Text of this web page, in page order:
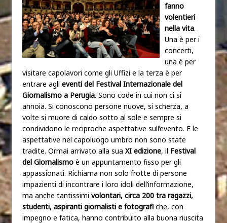
fanno
volentieri
nella vita.
Una è per i
concerti,
una è per
visitare capolavori come gli Uffizi e la terza è per
entrare agli eventi del Festival Internazionale del
Giornalismo a Perugia. Sono code in cui non ci si
annoia. Si conoscono persone nuove, si scherza, a
volte si muore di caldo sotto al sole e sempre si
condividono le reciproche aspettative sull’evento. E le
aspettative nel capoluogo umbro non sono state
tradite. Ormai arrivato alla sua XI edizione, il Festival
del Giornalismo è un appuntamento fisso per gli
appassionati. Richiama non solo frotte di persone
impazienti di incontrare i loro idoli dell’informazione,
ma anche tantissimi volontari, circa 200 tra ragazzi,
studenti, aspiranti giornalisti e fotografi che, con
impegno e fatica, hanno contribuito alla buona riuscita